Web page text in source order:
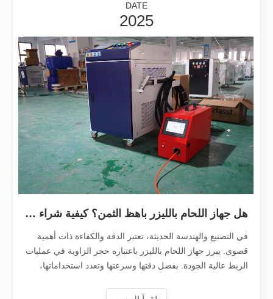
إن قطع المعادن بالليزر هي طريقة دقيقة تستخدم على نطاق واسع في تصنيع
DATE
2025
هل جهاز اللحام بالليزر باهظ الثمن؟ كيفية شراء واحدة فعالة من حيث التكلفة؟
في التصنيع والهندسة الحديثة، تعتبر الدقة والكفاءة ذات أهمية
قصوى. يبرز جهاز اللحام بالليزر باعتباره حجر الزاوية في عمليات
الربط عالية الجودة. بفضل دقتها وسرعتها وتعدد استخداماتها،